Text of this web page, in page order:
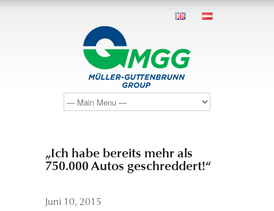
„Ich habe bereits mehr als
750.000 Autos geschreddert!“
Juni 10, 2015